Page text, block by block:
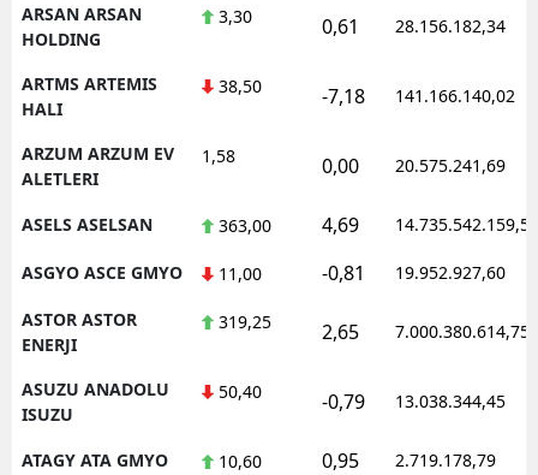
ARSAN ARSAN
HOLDING
3,30 0,61 28.156.182,34
ARTMS ARTEMIS
HALI
38,50 -7,18 141.166.140,02
ARZUM ARZUM EV
ALETLERI
1,58 0,00 20.575.241,69
ASELS ASELSAN 363,00 4,69 14.735.542.159,50
ASGYO ASCE GMYO 11,00 -0,81 19.952.927,60
ASTOR ASTOR
ENERJI
319,25 2,65 7.000.380.614,75
ASUZU ANADOLU
ISUZU
50,40 -0,79 13.038.344,45
ATAGY ATA GMYO 10,60 0,95 2.719.178,79